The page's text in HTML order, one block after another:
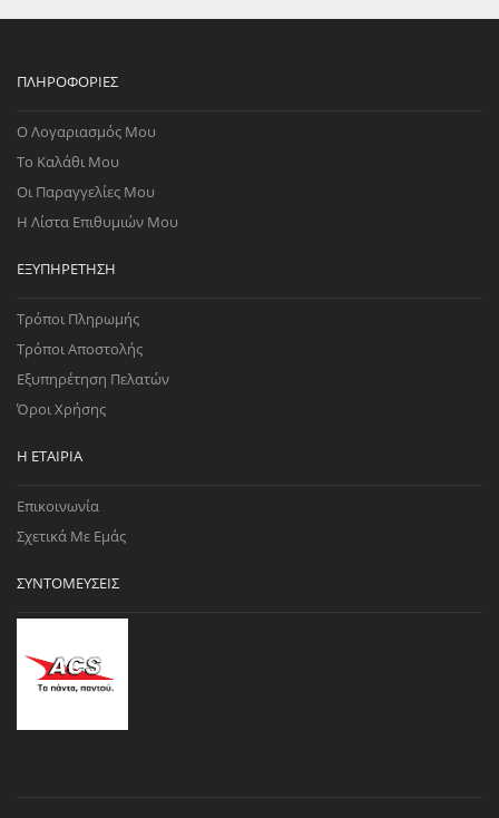
ΠΛΗΡΟΦΟΡΊΕΣ
Ο Λογαριασμός Μου
Το Καλάθι Μου
Οι Παραγγελίες Μου
Η Λίστα Επιθυμιών Μου
ΕΞΥΠΗΡΈΤΗΣΗ
Τρόποι Πληρωμής
Τρόποι Αποστολής
Εξυπηρέτηση Πελατών
Όροι Χρήσης
Η ΕΤΑΙΡΊΑ
Επικοινωνία
Σχετικά Με Εμάς
ΣΥΝΤΟΜΕΎΣΕΙΣ